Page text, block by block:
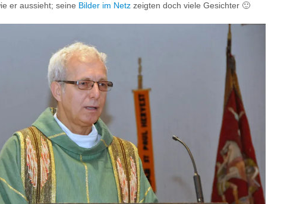
er aussieht; seine Bilder im Netz zeigten doch viele Gesichter 🙂